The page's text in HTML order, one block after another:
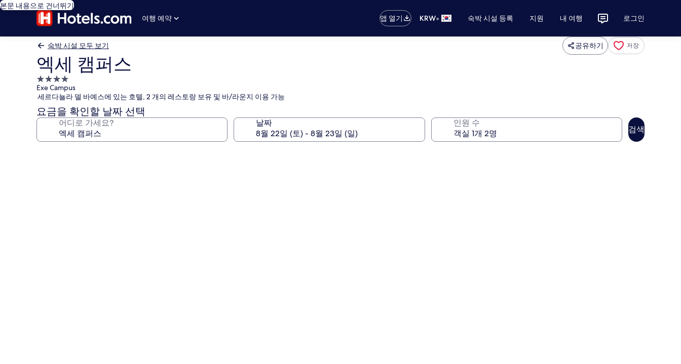
본문 내용으로 건너뛰기
여행 예약
앱 열기 KRW• 숙박 시설 등록 지원 내 여행 로그인
숙박 시설 모두 보기 공유하기 저장
엑세 캠퍼스
4.0
성
급
숙
박
Exe Campus
세르다뇰라 델 바예스에 있는 호텔, 2 개의 레스토랑 보유 및 바/라운지 이용 가능
요금을 확인할 날짜 선택
어디로 가세요? 날짜 인원 수
검색